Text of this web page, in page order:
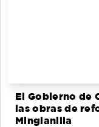
El Gobierno de
las obras de
Minglanilla